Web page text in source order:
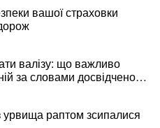
вашої страховки
валізу: що важливо
за словами досвідченої
урвища раптом зсипалися